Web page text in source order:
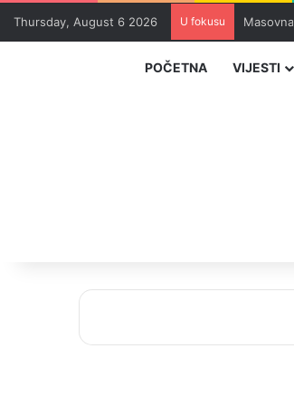
Thursday, August 6 2026 U fokusu
POČETNA VIJESTI